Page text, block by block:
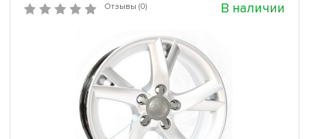
Отзывы (0) В наличии